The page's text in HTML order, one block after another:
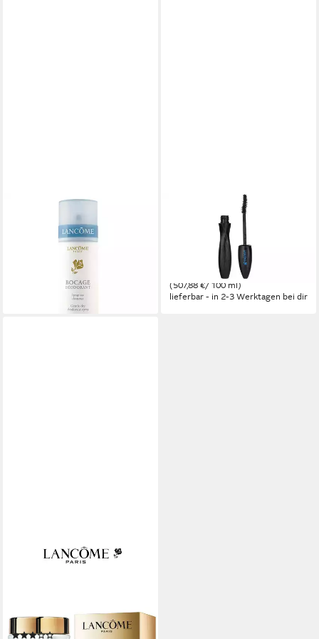
Deo-Spray Bocage, Packung,
1-tlg., 125 ml Deo-Spray
(29,44 €/ 100 ml)
lieferbar - in 5-6 Werktagen bei dir
Mascara Hypnose Drama
Waterproof, 1-tlg., Mascara, 8
ml Selbstbräuner Produkt
ab 40,63 €
(507,88 €/ 100 ml)
lieferbar - in 2-3 Werktagen bei dir
LANCOME
60ml
(2)